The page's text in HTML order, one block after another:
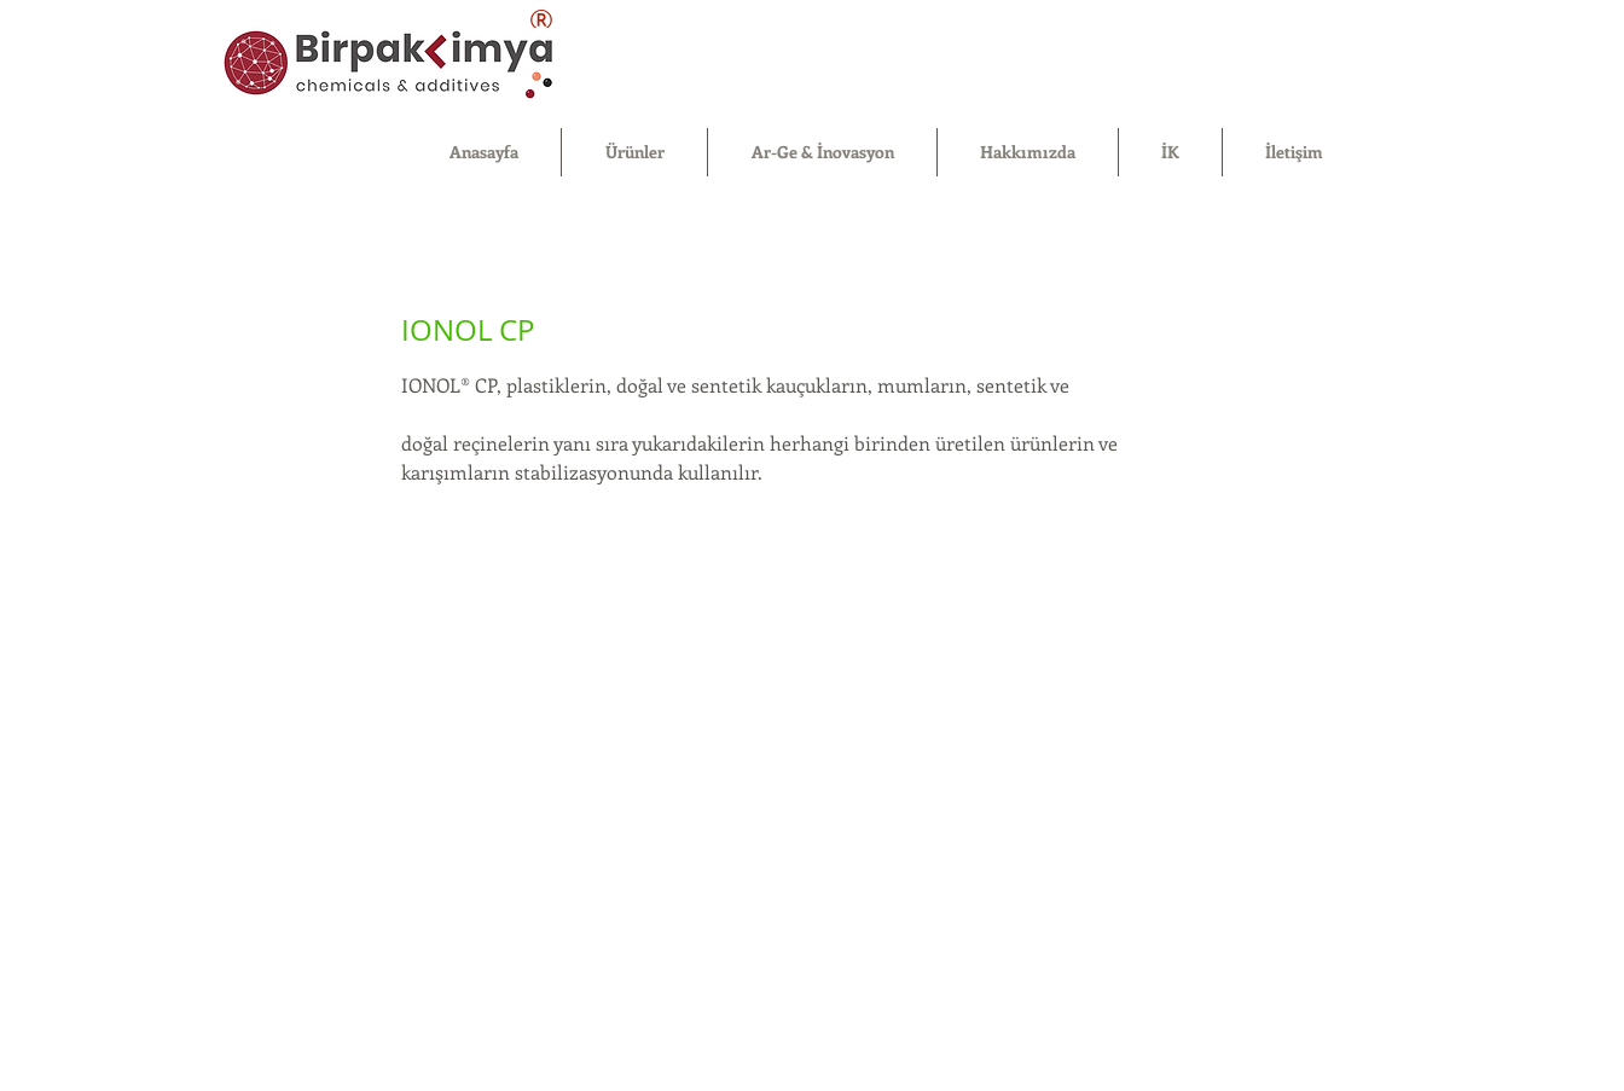
®
Anasayfa Ürünler Ar-Ge & İnovasyon Hakkımızda İK İletişim
IONOL CP
IONOL® CP, plastiklerin, doğal ve sentetik kauçukların, mumların, sentetik ve
doğal reçinelerin yanı sıra yukarıdakilerin herhangi birinden üretilen ürünlerin ve
karışımların stabilizasyonunda kullanılır.